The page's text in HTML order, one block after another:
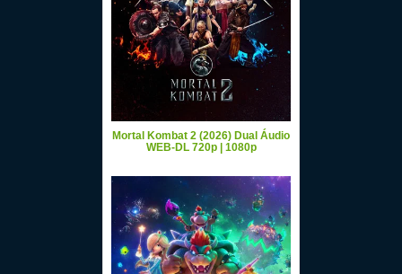
Mortal Kombat 2 (2026) Dual Áudio
WEB-DL 720p | 1080p